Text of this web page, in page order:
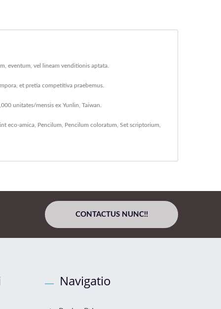
eventum, vel lineam venditionis aptata.
et pretia competitiva praebemus.
unitates/mensis ex Yunlin, Taiwan.
eco-amica Pencilum Pencilum coloratum Set scriptorium
CONTACTUS NUNC!!
Navigatio